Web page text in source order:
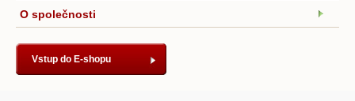
O společnosti
Vstup do E-shopu